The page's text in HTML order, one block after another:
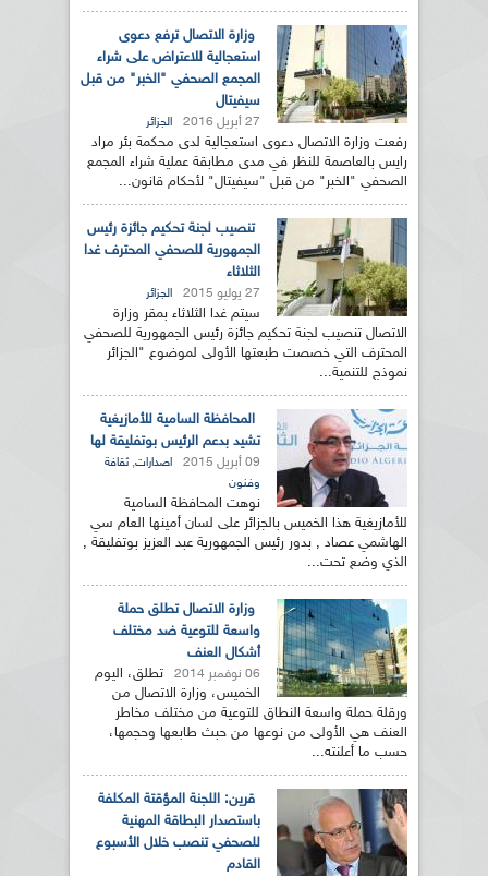
وزارة الاتصال ترفع دعوى
استعجالية للاعتراض على شراء
المجمع الصحفي "الخبر" من قبل
سيفيتال
27 أبريل 2016 الجزائر
رفعت وزارة الاتصال دعوى استعجالية لدى محكمة بئر مراد
رايس بالعاصمة للنظر في مدى مطابقة عملية شراء المجمع
الصحفي "الخبر" من قبل "سيفيتال" لأحكام قانون...
تنصيب لجنة تحكيم جائزة رئيس
الجمهورية للصحفي المحترف غدا
الثلاثاء
27 يوليو 2015 الجزائر
سيتم غدا الثلاثاء بمقر وزارة
الاتصال تنصيب لجنة تحكيم جائزة رئيس الجمهورية للصحفي
المحترف التي خصصت طبعتها الأولى لموضوع "الجزائر
نموذج للتنمية...
المحافظة السامية للأمازيغية
تشيد بدعم الرئيس بوتفليقة لها
09 أبريل 2015 اصدارات,ثقافة
وفنون
نوهت المحافظة السامية
للأمازيغية هذا الخميس بالجزائر على لسان أمينها العام سي
الهاشمي عصاد , بدور رئيس الجمهورية عبد العزيز بوتفليقة ,
الذي وضع تحت...
وزارة الاتصال تطلق حملة
واسعة للتوعية ضد مختلف
أشكال العنف
06 نوفمبر 2014
تطلق، اليوم
الخميس، وزارة الاتصال من
ورقلة حملة واسعة النطاق للتوعية من مختلف مخاطر
العنف هي الأولى من نوعها من حبث طابعها وحجمها،
حسب ما أعلنته...
قرين: اللجنة المؤقتة المكلفة
باستصدار البطاقة المهنية
للصحفي تنصب خلال الأسبوع
القادم